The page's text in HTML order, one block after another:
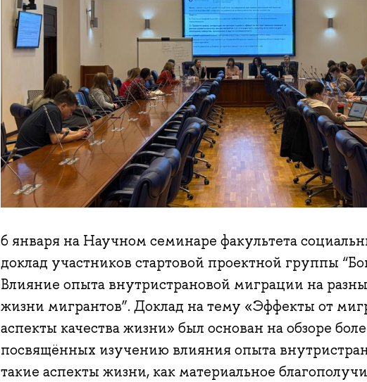
6 января на Научном семинаре факультета
доклад участников стартовой проектной группы
Влияние опыта внутристрановой миграции на
жизни мигрантов”. Доклад на тему «Эффекты от
аспекты качества жизни» был основан на обзоре
посвящённых изучению влияния опыта
такие аспекты жизни, как материальное